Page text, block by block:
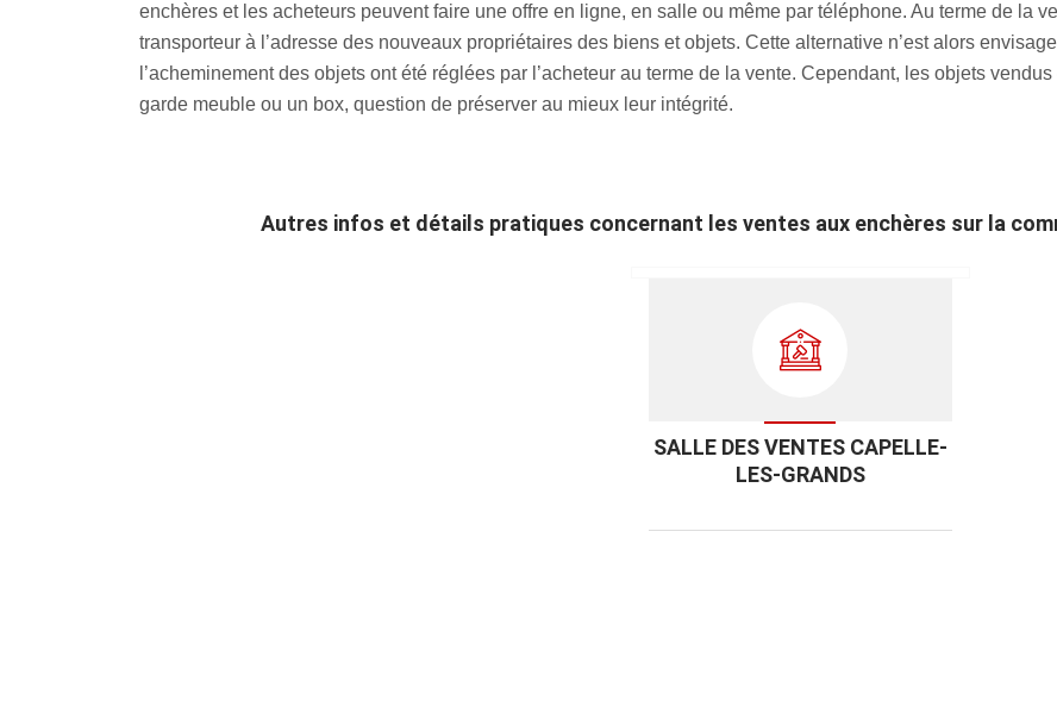
enchères et les acheteurs peuvent faire une offre en ligne, en salle ou même par téléphone. Au terme de la
transporteur à l’adresse des nouveaux propriétaires des biens et objets. Cette alternative n’est alors
l’acheminement des objets ont été réglées par l’acheteur au terme de la vente. Cependant, les objets
garde meuble ou un box, question de préserver au mieux leur intégrité.
Autres infos et détails pratiques concernant les ventes aux enchères sur la
SALLE DES VENTES CAPELLE-
LES-GRANDS